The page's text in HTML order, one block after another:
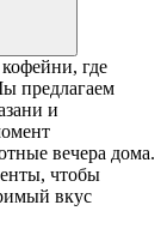
где
предлагаем
и
вечера дома.
чтобы
вкус